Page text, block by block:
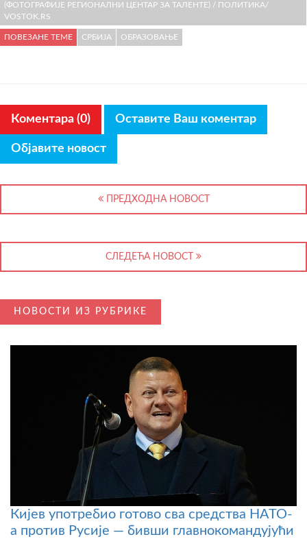
(ФОТОГРАФИЈЕ РЕГИОНАЛНИ ЦЕНТАР ЗА ТАЛЕНТЕ) / ПОЛИТИКА/
VOSTOK.RS
ПОВЕЗАНЕ ТЕМЕ СРБИЈА ОБРАЗОВАЊЕ
Коментара (0) Оставите Ваш коментар
Објавите новост
ПРЕДХОДНА НОВОСТ
СЛЕДЕЋА НОВОСТ
НОВОСТИ ИЗ РУБРИКЕ
Кијев употребио готово сва средства НАТО-
а против Русије — бивши главнокомандујући